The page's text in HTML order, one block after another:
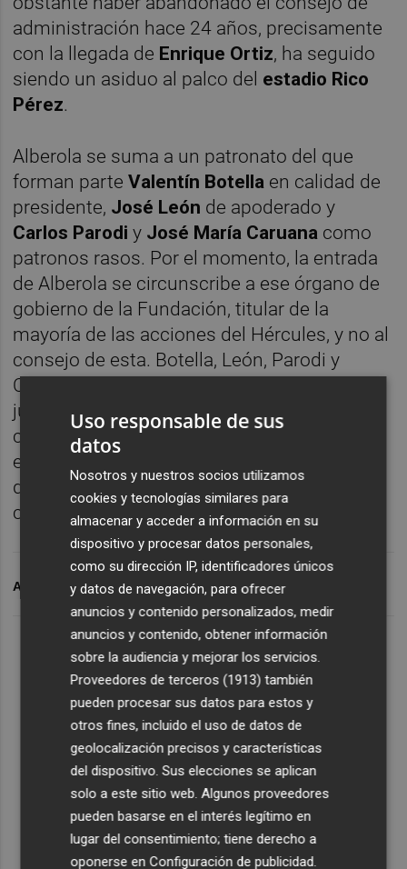
administración hace 24 años, precisamente
con la llegada de Enrique Ortiz, ha seguido
siendo un asiduo al palco del estadio Rico
Pérez.
Alberola se suma a un patronato del que
forman parteValentín Botella en calidad de
presidente, José León de apoderado y
Carlos Parodiy José María Caruana como
patronos rasos. Por el momento, la entrada
de Alberola se circunscribe a ese órgano de
gobierno de la Fundación, titular de la
mayoría de las acciones del Hércules, y no al
consejo de esta. Botella, León, Parodi y
Caruana están ahora mismo imputados
junto al club y la Fundación por la presunta
comisión de delito de frustración en la
ejecución a cuenta de la disposición del
dinero que dejóEz Abdecon el pago de su
cláusula de rescisión en 2021.
ARCHIVADO EN HÉRCULES CF RTI ANTONIO ALBEROLA
Uso responsable de sus
datos
Nosotros y nuestros socios utilizamos
cookies y tecnologías similares para
almacenar y acceder a información en su
dispositivo y procesar datos personales,
como su dirección IP, identificadores únicos
y datos de navegación, para ofrecer
anuncios y contenido personalizados, medir
anuncios y contenido, obtener información
sobre la audiencia y mejorar los servicios.
Proveedores de terceros (1913) también
pueden procesar sus datos para estos y
otros fines, incluido el uso de datos de
geolocalización precisos y características
del dispositivo. Sus elecciones se aplican
solo a este sitio web. Algunos proveedores
pueden basarse en el interés legítimo en
lugar del consentimiento; tiene derecho a
oponerse enConfiguración de publicidad